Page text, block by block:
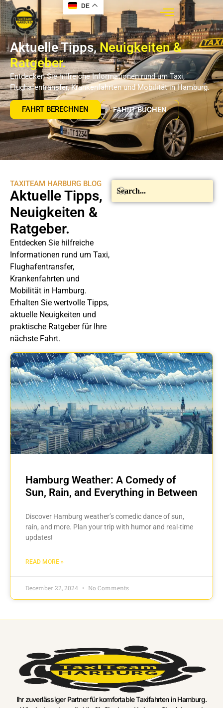
DE
Aktuelle Tipps,Neuigkeiten &
Ratgeber.
Entdecken Sie hilfreiche Informationen rund um Taxi,
Flughafentransfer, Krankenfahrten und Mobilität in Hamburg.
FAHRT BERECHNEN FAHRT BUCHEN
TAXITEAM HARBURG BLOG
Aktuelle Tipps,
Neuigkeiten &
Ratgeber.
Entdecken Sie hilfreiche
Informationen rund um Taxi,
Flughafentransfer,
Krankenfahrten und
Mobilität in Hamburg.
Erhalten Sie wertvolle Tipps,
aktuelle Neuigkeiten und
praktische Ratgeber für Ihre
nächste Fahrt.
Hamburg Weather: A Comedy of
Sun, Rain, and Everything in Between
Discover Hamburg weather’s comedic dance of sun,
rain, and more. Plan your trip with humor and real-time
updates!
READ MORE »
December 22, 2024 No Comments
Ihr zuverlässiger Partner für komfortable Taxifahrten in Hamburg.